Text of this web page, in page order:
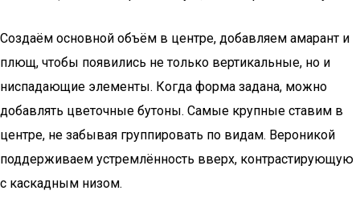
Создаём основной объём в центре, добавляем амарант и
плющ, чтобы появились не только вертикальные, но и
ниспадающие элементы. Когда форма задана, можно
добавлять цветочные бутоны. Самые крупные ставим в
центре, не забывая группировать по видам. Вероникой
поддерживаем устремлённость вверх, контрастирующую
с каскадным низом.